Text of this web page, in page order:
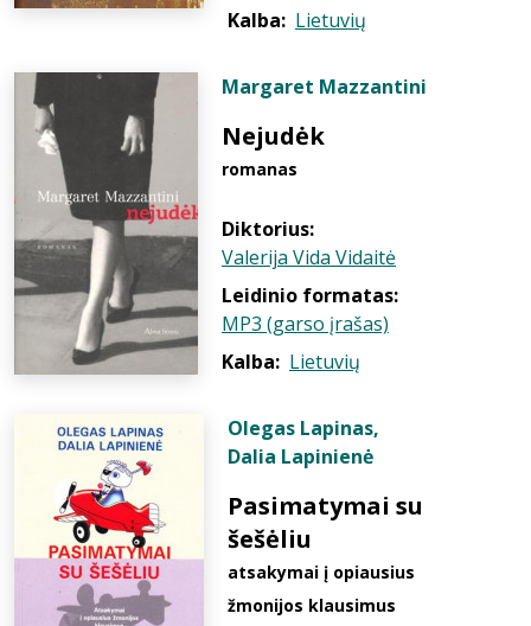
Kalba: Lietuvių
Margaret Mazzantini
Nejudėk
romanas
Diktorius:
Valerija Vida Vidaitė
Leidinio formatas:
MP3 (garso įrašas)
Kalba: Lietuvių
Olegas Lapinas,
Dalia Lapinienė
Pasimatymai su
šešėliu
atsakymai į opiausius
žmonijos klausimus